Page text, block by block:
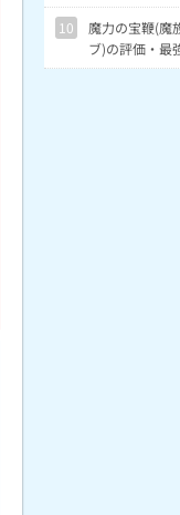
10
魔力の宝鞭(魔
ブ)の評価・最